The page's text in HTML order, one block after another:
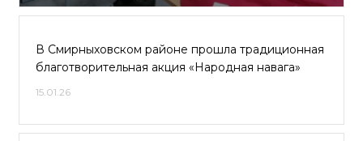
В Смирныховском районе прошла традиционная
благотворительная акция «Народная навага»
15.01.26